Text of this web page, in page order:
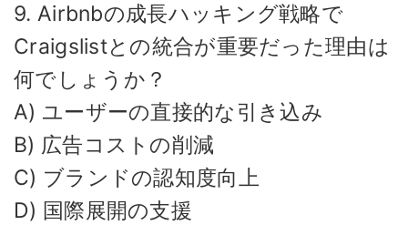
9. Airbnbの成長ハッキング戦略で
Craigslistとの統合が重要だった理由は
何でしょうか？
A) ユーザーの直接的な引き込み
B) 広告コストの削減
C) ブランドの認知度向上
D) 国際展開の支援